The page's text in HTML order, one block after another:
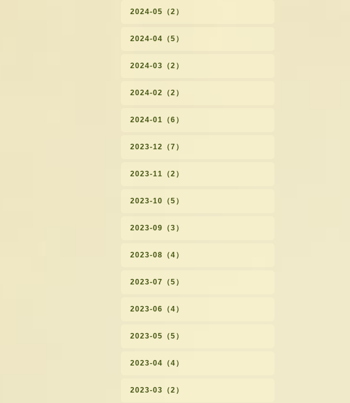
2024-05（2）
2024-04（5）
2024-03（2）
2024-02（2）
2024-01（6）
2023-12（7）
2023-11（2）
2023-10（5）
2023-09（3）
2023-08（4）
2023-07（5）
2023-06（4）
2023-05（5）
2023-04（4）
2023-03（2）